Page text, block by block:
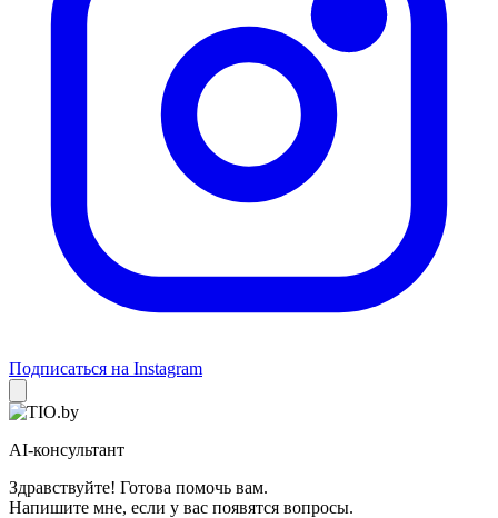
Подписаться на Instagram
AI-консультант
Здравствуйте! Готова помочь вам.
Напишите мне, если у вас появятся вопросы.